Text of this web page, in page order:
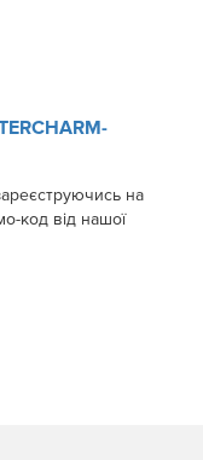
на
код від нашої